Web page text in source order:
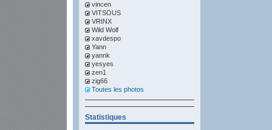
vincen
VITSOUS
VRINX
Wild Wolf
xavdespo
Yann
yannk
yesyes
zen1
zig66
Toutes les photos
Statistiques